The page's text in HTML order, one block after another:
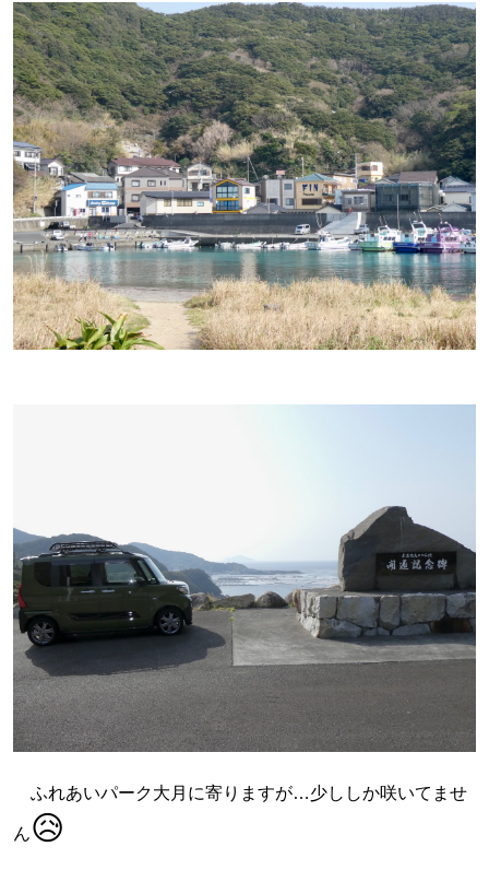
ふれあいパーク大月に寄りますが…少ししか咲いてませ
ん😥